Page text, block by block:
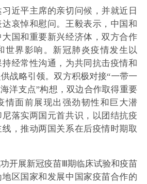
近平主席的亲切问候，并就近日
哀悼和慰问。王毅表示，中国和
国和重要新兴经济体，双方合作
世界影响。新冠肺炎疫情发生以
经常性沟通，为共同抗击疫情和
战略引领。双方积极对接“一带一
洋支点”构想，双边合作取得重要
情面前展现出强劲韧性和巨大潜
落实两国元首共识，以团结抗疫
，推动两国关系在后疫情时期取
开展新冠疫苗Ⅲ期临床试验和疫苗
区国家和发展中国家疫苗合作的